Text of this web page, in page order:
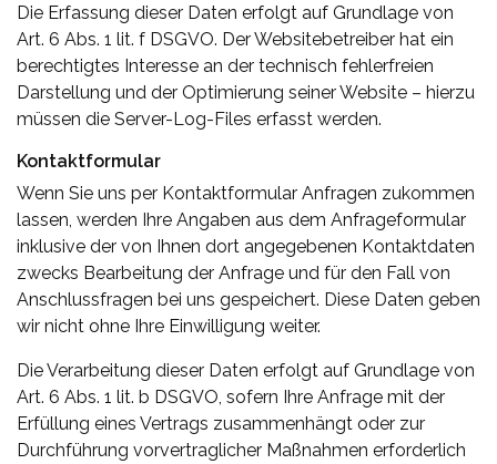
Die Erfassung dieser Daten erfolgt auf Grundlage von
Art. 6 Abs. 1 lit. f DSGVO. Der Websitebetreiber hat ein
berechtigtes Interesse an der technisch fehlerfreien
Darstellung und der Optimierung seiner Website – hierzu
müssen die Server-Log-Files erfasst werden.
Kontaktformular
Wenn Sie uns per Kontaktformular Anfragen zukommen
lassen, werden Ihre Angaben aus dem Anfrageformular
inklusive der von Ihnen dort angegebenen Kontaktdaten
zwecks Bearbeitung der Anfrage und für den Fall von
Anschlussfragen bei uns gespeichert. Diese Daten geben
wir nicht ohne Ihre Einwilligung weiter.
Die Verarbeitung dieser Daten erfolgt auf Grundlage von
Art. 6 Abs. 1 lit. b DSGVO, sofern Ihre Anfrage mit der
Erfüllung eines Vertrags zusammenhängt oder zur
Durchführung vorvertraglicher Maßnahmen erforderlich